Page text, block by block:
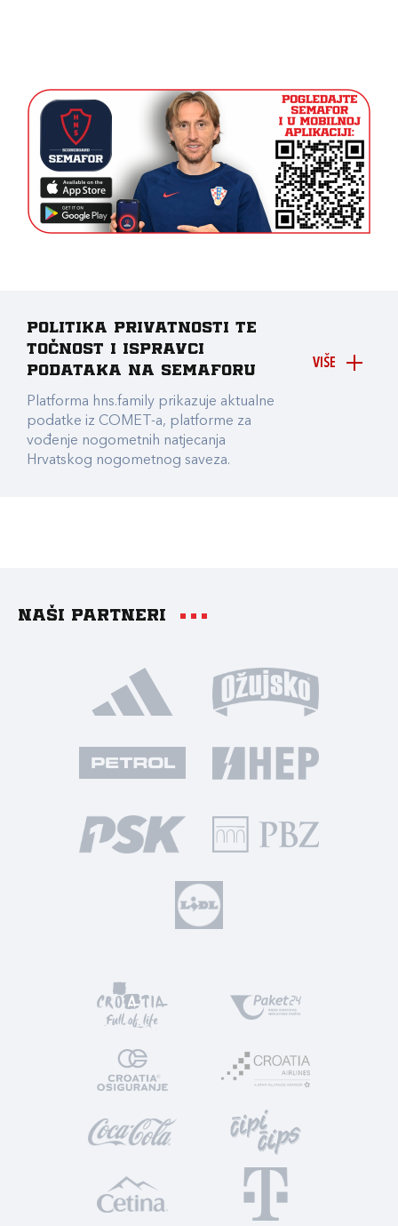
VIŠE
Politika privatnosti te
točnost i ispravci
podataka na Semaforu
Platforma hns.family prikazuje aktualne
podatke iz COMET-a, platforme za
vođenje nogometnih natjecanja
Hrvatskog nogometnog saveza.
Naši partneri